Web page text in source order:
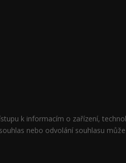
k informacím o zařízení,
nebo odvolání souhlasu